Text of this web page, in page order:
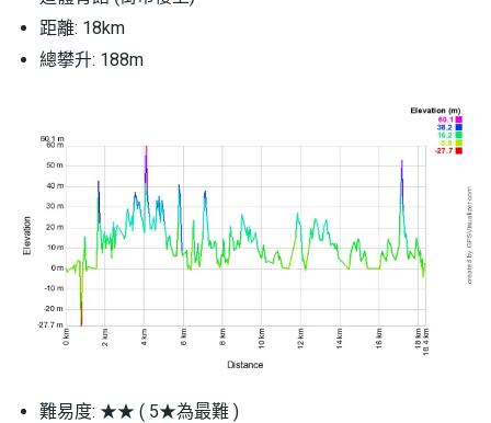
距離: 18km
總攀升: 188m
難易度: ★★ ( 5★為最難 )